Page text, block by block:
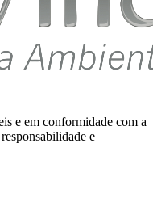
e em conformidade com a
e